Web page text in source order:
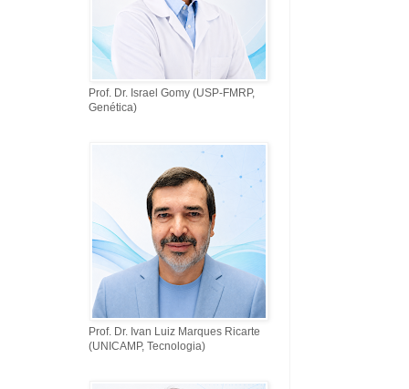
Prof. Dr. Israel Gomy (USP-FMRP,
Genética)
Prof. Dr. Ivan Luiz Marques Ricarte
(UNICAMP, Tecnologia)